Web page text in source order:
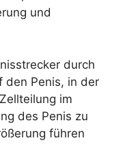
und
durch
den Penis, in der
im
des Penis zu
führen